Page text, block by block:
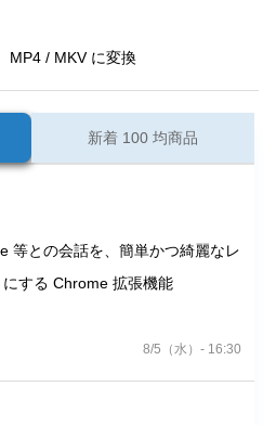
MP4 / MKV に変換
新着 100 均商品
等との会話を、簡単かつ綺麗なレ
する Chrome 拡張機能
8/5（水）- 16:30